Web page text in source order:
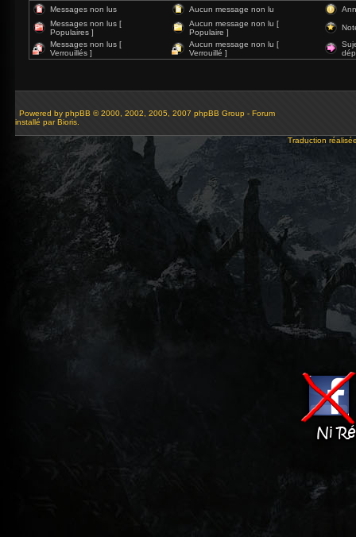
Messages non lus Aucun message non lu
Messages non lus [
Populaires ]
Aucun message non lu [
Populaire ]
Messages non lus [
Verrouillés ]
Aucun message non lu [
Verrouillé ]
Powered by phpBB © 2000, 2002, 2005, 2007 phpBB Group - Forum
installé par Bioris.
Traduction